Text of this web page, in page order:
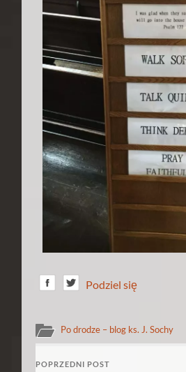
Podziel się
Po drodze – blog ks. J. Sochy
POPRZEDNI POST